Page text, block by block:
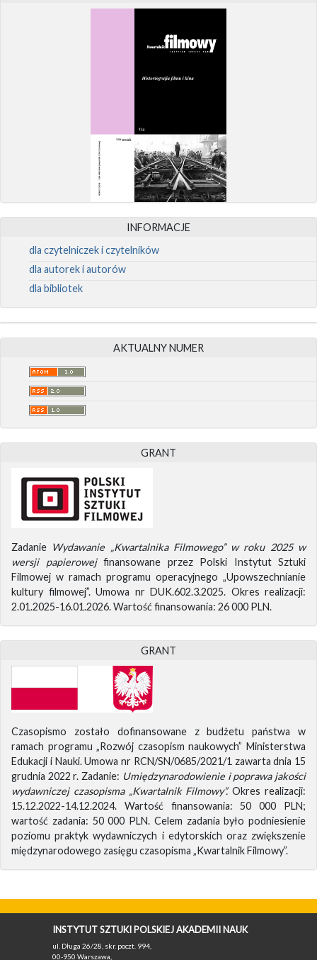
INFORMACJE
dla czytelniczek i czytelników
dla autorek i autorów
dla bibliotek
AKTUALNY NUMER
GRANT
Zadanie Wydawanie „Kwartalnika Filmowego” w roku 2025 w
wersji papierowejfinansowane przez Polski Instytut Sztuki
Filmowej w ramach programu operacyjnego „Upowszechnianie
kultury filmowej”. Umowa nr DUK.602.3.2025. Okres realizacji:
2.01.2025-16.01.2026. Wartość finansowania: 26 000 PLN.
GRANT
Czasopismo zostało dofinansowane z budżetu państwa w
ramach programu „Rozwój czasopism naukowych” Ministerstwa
Edukacji i Nauki. Umowa nr RCN/SN/0685/2021/1 zawarta dnia 15
grudnia 2022 r. Zadanie: Umiędzynarodowienie i poprawa jakości
wydawniczej czasopisma „Kwartalnik Filmowy”.Okres realizacji:
15.12.2022-14.12.2024. Wartość finansowania: 50 000 PLN;
wartość zadania: 50 000 PLN. Celem zadania było podniesienie
poziomu praktyk wydawniczych i edytorskich oraz zwiększenie
międzynarodowego zasięgu czasopisma „Kwartalnik Filmowy”.
INSTYTUT SZTUKI POLSKIEJ AKADEMII NAUK
ul. Długa 26/28, skr. poczt. 994,
00-950 Warszawa,